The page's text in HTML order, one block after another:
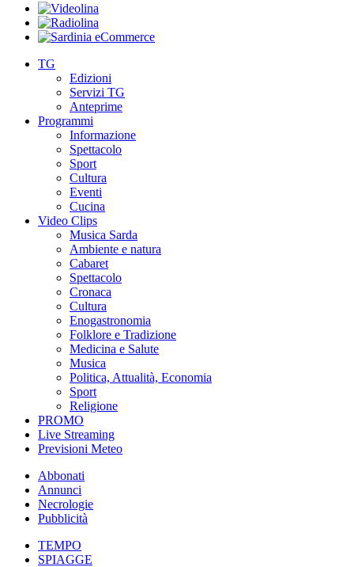
TG
Edizioni
Servizi TG
Anteprime
Programmi
Informazione
Spettacolo
Sport
Cultura
Eventi
Cucina
Video Clips
Musica Sarda
Ambiente e natura
Cabaret
Spettacolo
Cronaca
Cultura
Enogastronomia
Folklore e Tradizione
Medicina e Salute
Musica
Politica, Attualità, Economia
Sport
Religione
PROMO
Live Streaming
Previsioni Meteo
Abbonati
Annunci
Necrologie
Pubblicità
TEMPO
SPIAGGE